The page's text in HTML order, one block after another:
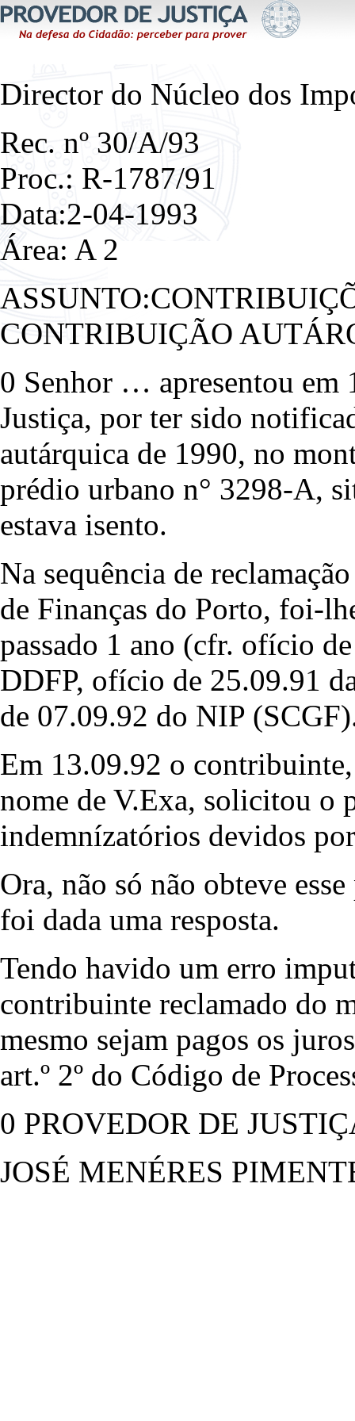
Director do Núcleo dos
Rec. nº 30/A/93
Proc.: R-1787/91
Data:2-04-1993
Área: A 2
CONTRIBUIÇÃO
0 Senhor … apresentou em
Justiça, por ter sido
autárquica de 1990, no
prédio urbano n° 3298-A,
estava isento.
Na sequência de
de Finanças do Porto, foi-
passado 1 ano (cfr. ofício
DDFP, ofício de 25.09.91
de 07.09.92 do NIP
Em 13.09.92 o
nome de V.Exa, solicitou o
indemnízatórios devidos
Ora, não só não obteve
foi dada uma resposta.
Tendo havido um erro
contribuinte reclamado do
mesmo sejam pagos os
art.º 2º do Código de
0 PROVEDOR DE
JOSÉ MENÉRES